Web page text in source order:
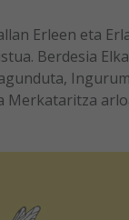
Erleen eta
Berdesia